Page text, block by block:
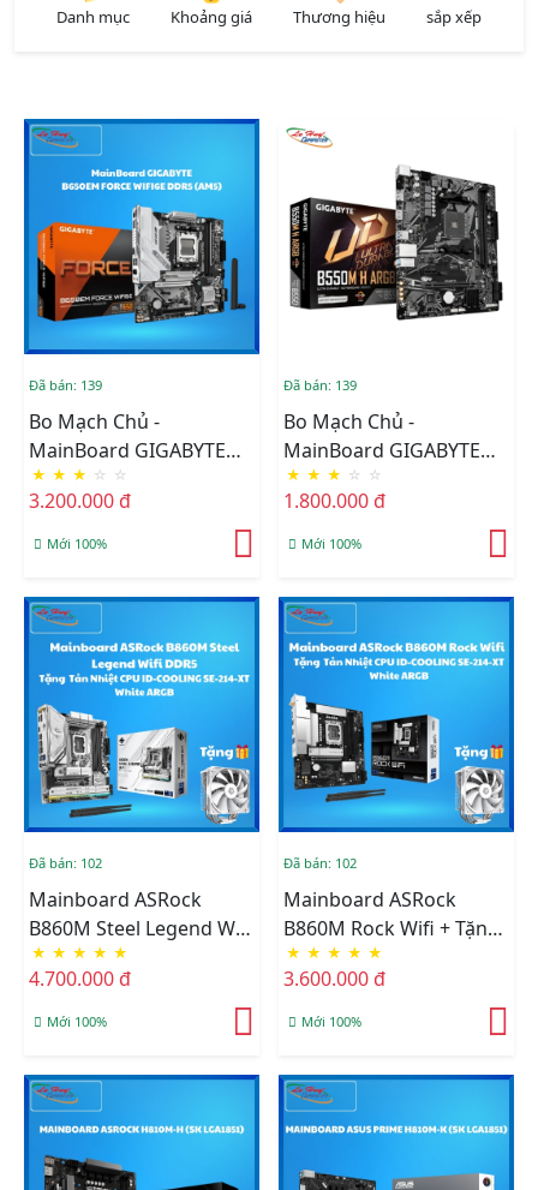
Danh mục
Khoảng giá
Thương hiệu
sắp xếp
Đã bán: 139
Bo Mạch Chủ -
MainBoard GIGABYTE
B650EM FORCE WIFI6E
DDR5 (AM5)
★ ★ ★ ☆ ☆
3.200.000 đ
Mới 100%
Đã bán: 139
Bo Mạch Chủ -
MainBoard GIGABYTE
B550M H ARGB
★ ★ ★ ☆ ☆
1.800.000 đ
Mới 100%
Đã bán: 102
Mainboard ASRock
B860M Steel Legend Wifi
DDR5+ Tặng Tản Nhiệt
CPU ID-COOLING SE-
214-XT White ARGB
★ ★ ★ ★ ★
4.700.000 đ
Mới 100%
Đã bán: 102
Mainboard ASRock
B860M Rock Wifi + Tặng
Tản Nhiệt CPU ID-
COOLING SE-214-XT
White ARGB
★ ★ ★ ★ ★
3.600.000 đ
Mới 100%